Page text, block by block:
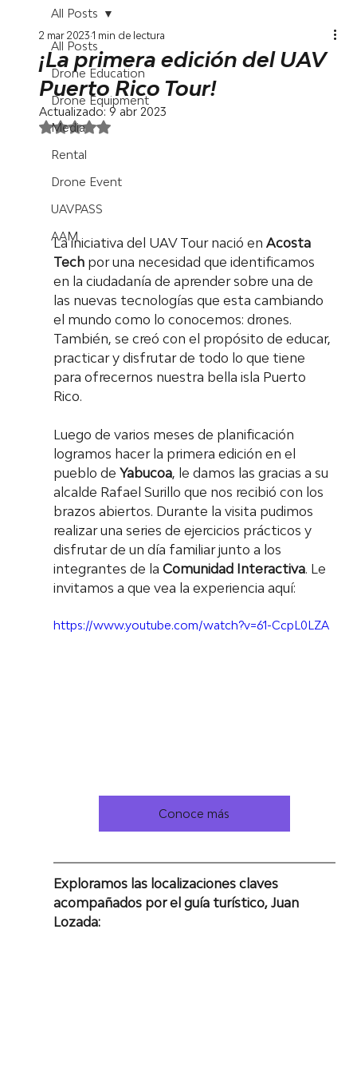
All Posts
Drone Education
Drone Equipment
Media
Rental
Drone Event
UAVPASS
AAM
All Posts
¡La primera edición del UAV
Puerto Rico Tour!
2 mar 20231 min de lectura
Actualizado: 9 abr 2023
Obtuvo NaN de 5 estrellas.
La iniciativa del UAV Tour nació en Acosta
Tech por una necesidad que identificamos
en la ciudadanía de aprender sobre una de
las nuevas tecnologías que esta cambiando
el mundo como lo conocemos: drones.
También, se creó con el propósito de educar,
practicar y disfrutar de todo lo que tiene
para ofrecernos nuestra bella isla Puerto
Rico.
Luego de varios meses de planificación
logramos hacer la primera edición en el
pueblo de Yabucoa, le damos las gracias a su
alcalde Rafael Surillo que nos recibió con los
brazos abiertos. Durante la visita pudimos
realizar una series de ejercicios prácticos y
disfrutar de un día familiar junto a los
integrantes de la Comunidad Interactiva. Le
invitamos a que vea la experiencia aquí:
https://www.youtube.com/watch?v=61-CcpL0LZA
Conoce más
Exploramos las localizaciones claves
acompañados por el guía turístico, Juan
Lozada: